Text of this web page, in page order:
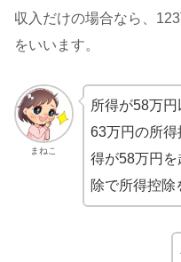
収入だけの場合なら、
をいいます。
まねこ
所得が58万
63万円の所
得が58万円
除で所得控除